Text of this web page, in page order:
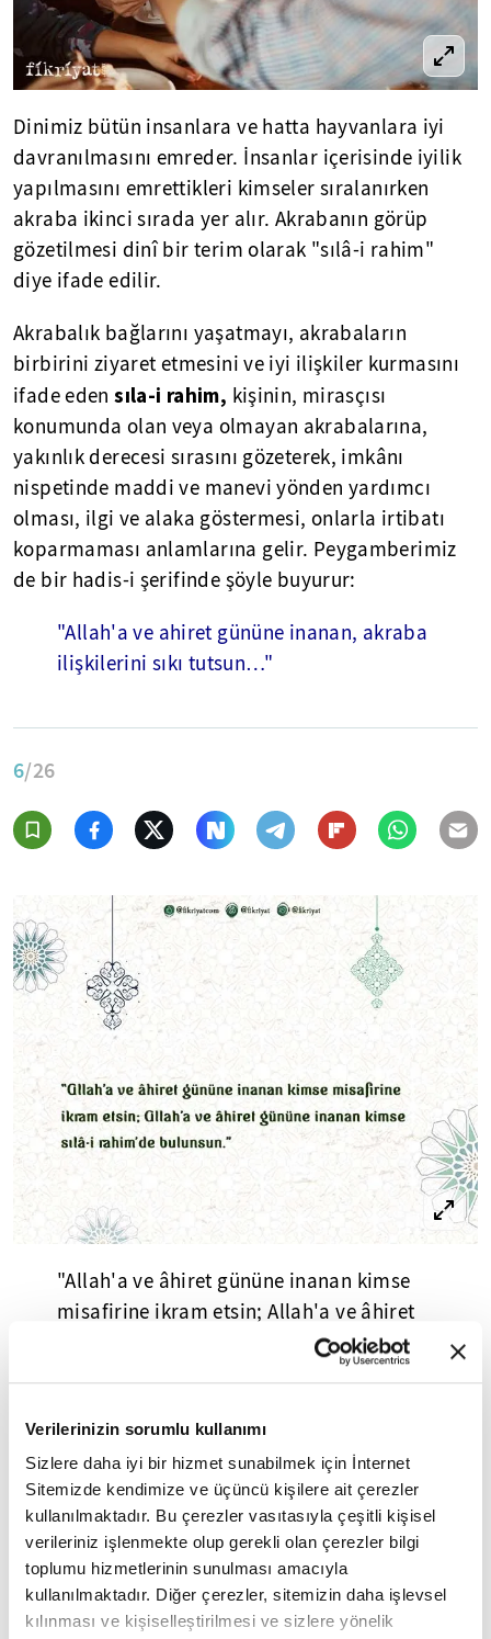
Verilerinizin sorumlu kullanımı
Sizlere daha iyi bir hizmet sunabilmek için İnternet
Sitemizde kendimize ve üçüncü kişilere ait çerezler
kullanılmaktadır. Bu çerezler vasıtasıyla çeşitli kişisel
verileriniz işlenmekte olup gerekli olan çerezler bilgi
toplumu hizmetlerinin sunulması amacıyla
kullanılmaktadır. Diğer çerezler, sitemizin daha işlevsel
kılınması ve kişiselleştirilmesi ve sizlere yönelik
Dinimiz bütün insanlara ve hatta hayvanlara iyi
davranılmasını emreder. İnsanlar içerisinde iyilik
yapılmasını emrettikleri kimseler sıralanırken
akraba ikinci sırada yer alır. Akrabanın görüp
gözetilmesi dinî bir terim olarak "sılâ-i rahim"
diye ifade edilir.
Akrabalık bağlarını yaşatmayı, akrabaların
birbirini ziyaret etmesini ve iyi ilişkiler kurmasını
ifade edensıla-i rahim, kişinin, mirasçısı
konumunda olan veya olmayan akrabalarına,
yakınlık derecesi sırasını gözeterek, imkânı
nispetinde maddi ve manevi yönden yardımcı
olması, ilgi ve alaka göstermesi, onlarla irtibatı
koparmaması anlamlarına gelir. Peygamberimiz
de bir hadis-i şerifinde şöyle buyurur:
"Allah'a ve ahiret gününe inanan, akraba
ilişkilerini sıkı tutsun…"
6/26
"Allah'a ve âhiret gününe inanan kimse
misafirine ikram etsin; Allah'a ve âhiret
gününe inanan kimse sılâ-i rahim'de
Sahabeden biri Peygamberimize gelerek,
Allah'ın Resulü! Ben akrabamla ilişkilerimi sıcak
tutmaya çalışıyorum, onlarsa beni arayıp
sormuyorlar. Onlara iyilik ediyorum, onlar bana
kötülük ediyorlar. Ben onlara yumuşak
davranıyorum, onlar bana kaba davranıyorlar."
dedi. Bunun üzerine Resûl-i Ekrem (s.a.s), o